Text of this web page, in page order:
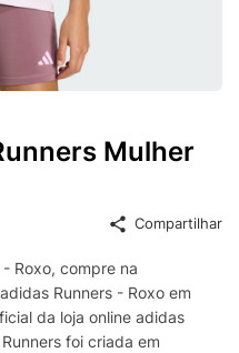
Mulher
Compartilhar
Roxo, compre na
Runners - Roxo em
da loja online adidas
foi criada em